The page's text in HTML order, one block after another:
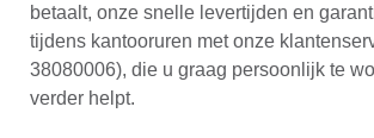
betaalt, onze snelle levertijden en
tijdens kantooruren met onze
38080006), die u graag persoonlijk te
verder helpt.